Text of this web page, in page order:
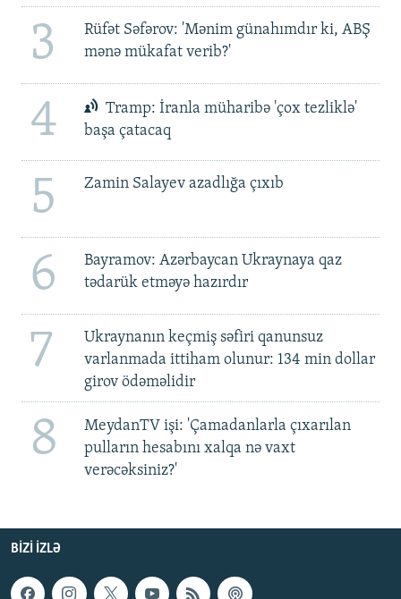
3
Rüfət Səfərov: 'Mənim günahımdır ki, ABŞ
mənə mükafat verib?'
4
Tramp: İranla müharibə 'çox tezliklə'
başa çatacaq
5 Zamin Salayev azadlığa çıxıb
6
Bayramov: Azərbaycan Ukraynaya qaz
tədarük etməyə hazırdır
7
Ukraynanın keçmiş səfiri qanunsuz
varlanmada ittiham olunur: 134 min dollar
girov ödəməlidir
8
MeydanTV işi: 'Çamadanlarla çıxarılan
pulların hesabını xalqa nə vaxt
verəcəksiniz?'
BIZI IZLƏ